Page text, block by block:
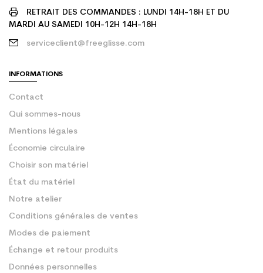
RETRAIT DES COMMANDES : LUNDI 14H-18H ET DU
MARDI AU SAMEDI 10H-12H 14H-18H
serviceclient@freeglisse.com
INFORMATIONS
Contact
Qui sommes-nous
Mentions légales
Économie circulaire
Choisir son matériel
État du matériel
Notre atelier
Conditions générales de ventes
Modes de paiement
Échange et retour produits
Données personnelles